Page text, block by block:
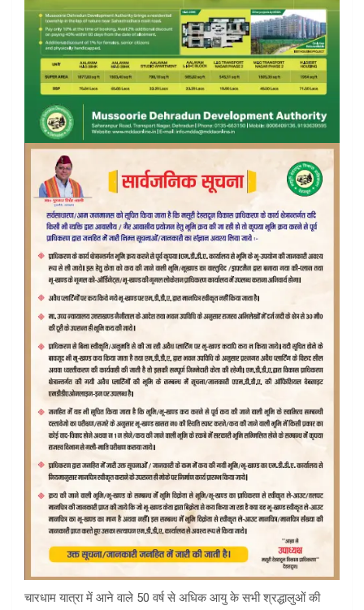
चारधाम यात्रा में आने वाले 50 वर्ष से अधिक आयु के सभी श्रद्धालुओं की